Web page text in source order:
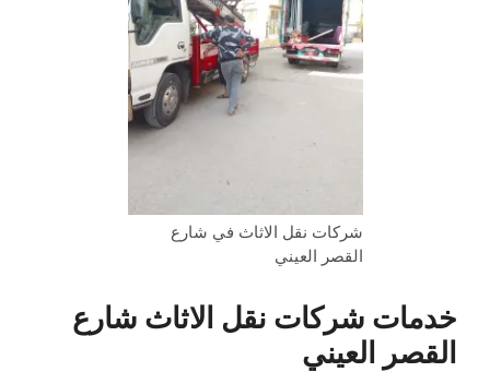
شركات نقل الاثاث في شارع
القصر العيني
خدمات شركات نقل الاثاث شارع
القصر العيني